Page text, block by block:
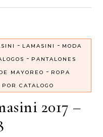
- LAMASINI - MODA
- PANTALONES
MAYOREO - ROPA
CATALOGO
2017 –